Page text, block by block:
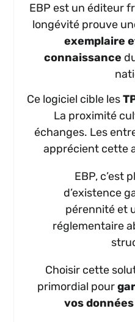
EBP est un éditeur
longévité prouve
exemplaire
connaissance
Ce logiciel cible les
La proximité
échanges. Les
apprécient cette
EBP, c’est
d’existence
pérennité et
réglementaire
Choisir cette
primordial pour
vos